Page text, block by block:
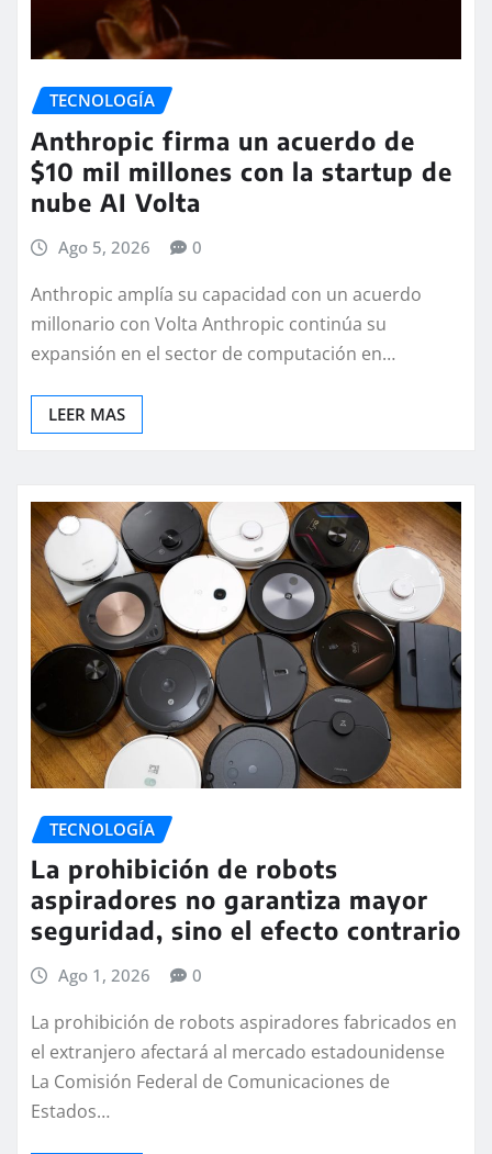
TECNOLOGÍA
Anthropic firma un acuerdo de
$10 mil millones con la startup de
nube AI Volta
Ago 5, 2026 0
Anthropic amplía su capacidad con un acuerdo
millonario con Volta Anthropic continúa su
expansión en el sector de computación en…
LEER MAS
TECNOLOGÍA
La prohibición de robots
aspiradores no garantiza mayor
seguridad, sino el efecto contrario
Ago 1, 2026 0
La prohibición de robots aspiradores fabricados en
el extranjero afectará al mercado estadounidense
La Comisión Federal de Comunicaciones de
Estados…